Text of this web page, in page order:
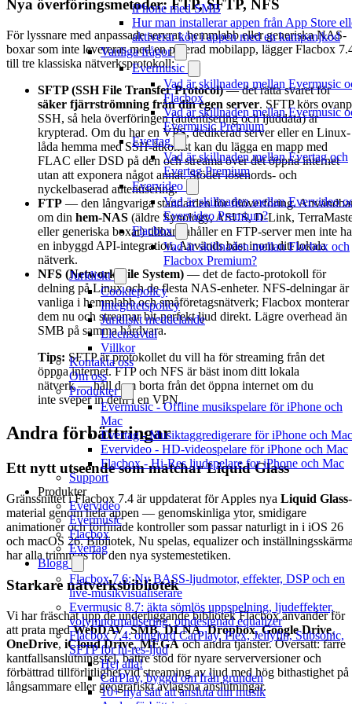
iPhone med SMB
Hur man installerar appen från App Store
aktiverar köp i appen med en kampanjkod
Vanliga frågor
Evermusic
Vad är skillnaden mellan Evermusic
Flacbox
Vad är skillnaden mellan Evermusic
Evermusic Premium
Evertag
Vad är skillnaden mellan Evertag och
Evertag Premium
Evervideo
Vad är skillnaden mellan Evervideo
Evervideo Premium?
Flacbox
Vad är skillnaden mellan Flacbox och
Flacbox Premium?
Juridiskt
Cookiepolicy
Integritetspolicy
Juridiskt meddelande
Licensavtal
Villkor
Kontakta oss
Om oss
Produkter
Evermusic - Offline musikspelare för iPhone och
Mac
Evertag - Musiktaggredigerare för iPhone och Mac
Evervideo - HD-videospelare för iPhone och Mac
Flacbox - Hi-Res ljudspelare for iPhone och Mac
Support
Produkter
Evervideo
Evermusic
Flacbox
Evertag
Blogg
Flacbox 7.6: Ny BASS-ljudmotor, effekter, DSP och en
live-musikvisualiserare
Evermusic 8.7: äkta sömlös uppspelning, ljudeffekter,
volymnormalisering, omdesignad equalizer
Flacbox 7.4: omgjord CarPlay, Plex, Jellyfin, Subsonic,
SFTP för hi-res-ljud
Hej alla!
CarPlay, byggd om från grunden
10+ nya sätt att ansluta din musik
Nya överföringsmetoder: FTP, SFTP, NFS
För lyssnare med anpassade servrar, hemmlabb eller generiska NAS-
boxar som inte levereras med en polerad mobilapp, lägger Flacbox
till tre klassiska nätverksprotokoll:
SFTP (SSH File Transfer Protocol)— det rätta svaret för
säker fjärrströmning från din egen server. SFTP körs
SSH, så hela överföringen (autentisering och ljuddata) är
krypterad. Om du har en VPS, dedikerad server eller en Linux-
låda hemma med SSH-åtkomst kan du lägga en mapp med
FLAC eller DSD på den och streama över det öppna internet
utan att exponera något annat. Stöder lösenords- och
nyckelbaserad autentisering.
FTP — den långvariga standarden för filöverföring.
om din hem-NAS (äldre Synology, ASUS, D-Link,
eller generiska boxar) tillhandahåller en FTP-server men inte
en inbyggd API-integration. Används bäst inom ditt lokala
nätverk.
NFS (Network File System) — det de facto-protokoll för
delning på Linux och de flesta NAS-enheter. NFS-delningar är
vanliga i hemmlabb och småföretagsnätverk; Flacbox monterar
dem nu och streamar bit-perfekt ljud direkt. Lägre overhead än
SMB på samma hårdvara.
Tips: SFTP är protokollet du vill ha för streaming från det
öppna internet. FTP och NFS är bäst inom ditt lokala
nätverk — håll dem borta från det öppna internet om du
inte sveper in dem i en VPN.
Andra förbättringar
Ett nytt utseende som matchar Liquid Glass
Gränssnittet i Flacbox 7.4 är uppdaterat för Apples nya Liquid Glass-
material genom hela appen — genomskinliga ytor, smidigare
animationer och förfinade kontroller som passar naturligt in i iOS 26
och macOS 26. Bibliotek, Nu spelas, equalizer och
har alla trimmats för den nya systemestetiken.
Starkare nätverksbibliotek
Vi har fräschat upp de underliggande bibliotek Flacbox använder för
att prata medWebDAV,SMB,DLNA,Dropbox,Google Drive,
OneDrive, iCloud Drive,MEGAoch andra tjänster. Översatt: färre
kantfallsanslutningsfel, bättre stöd för nyare serverversioner och
förbättrad tillförlitlighet vid streaming av ljud med hög bithastighet på
långsammare eller geografiskt avlägsna anslutningar.